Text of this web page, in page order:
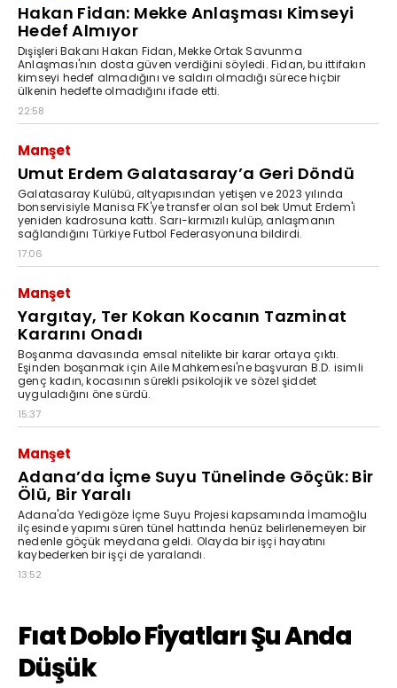
Hakan Fidan: Mekke Anlaşması Kimseyi
Hedef Almıyor
Dışişleri Bakanı Hakan Fidan, Mekke Ortak Savunma
Anlaşması'nın dosta güven verdiğini söyledi. Fidan, bu ittifakın
kimseyi hedef almadığını ve saldırı olmadığı sürece hiçbir
ülkenin hedefte olmadığını ifade etti.
22:58
Manşet
Umut Erdem Galatasaray’a Geri Döndü
Galatasaray Kulübü, altyapısından yetişen ve 2023 yılında
bonservisiyle Manisa FK'ye transfer olan sol bek Umut Erdem'i
yeniden kadrosuna kattı. Sarı-kırmızılı kulüp, anlaşmanın
sağlandığını Türkiye Futbol Federasyonuna bildirdi.
17:06
Manşet
Yargıtay, Ter Kokan Kocanın Tazminat
Kararını Onadı
Boşanma davasında emsal nitelikte bir karar ortaya çıktı.
Eşinden boşanmak için Aile Mahkemesi'ne başvuran B.D. isimli
genç kadın, kocasının sürekli psikolojik ve sözel şiddet
uyguladığını öne sürdü.
15:37
Manşet
Adana’da İçme Suyu Tünelinde Göçük: Bir
Ölü, Bir Yaralı
Adana'da Yedigöze İçme Suyu Projesi kapsamında İmamoğlu
ilçesinde yapımı süren tünel hattında henüz belirlenemeyen bir
nedenle göçük meydana geldi. Olayda bir işçi hayatını
kaybederken bir işçi de yaralandı.
13:52